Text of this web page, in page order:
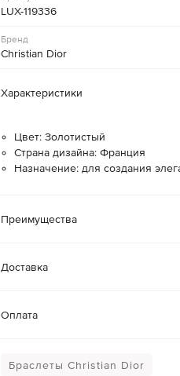
LUX-119336
Бренд
Christian Dior
Характеристики
Цвет: Золотистый
Страна дизайна: Франция
Назначение: для создания
Преимущества
Доставка
Оплата
Браслеты Christian Dior